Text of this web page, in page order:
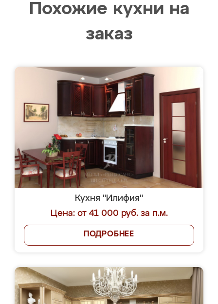
Похожие кухни на
заказ
Кухня "Илифия"
Цена: от 41 000 руб. за п.м.
ПОДРОБНЕЕ